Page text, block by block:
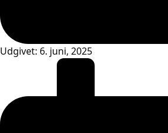
Udgivet: 6. juni, 2025